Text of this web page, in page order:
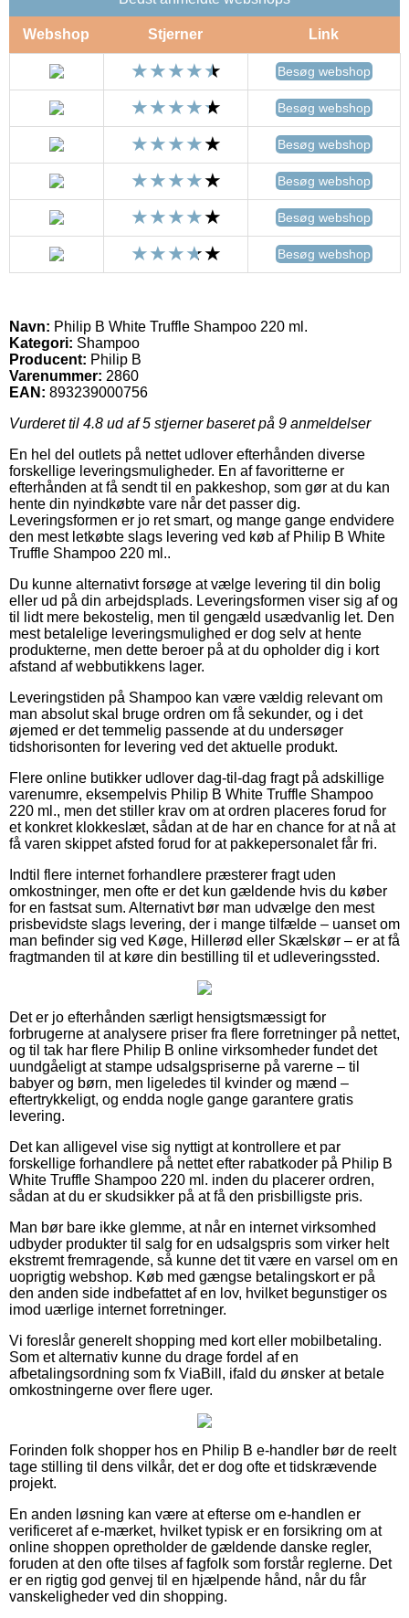
Webshop Stjerner Link
Besøg webshop
Besøg webshop
Besøg webshop
Besøg webshop
Besøg webshop
Besøg webshop
Navn: Philip B White Truffle Shampoo 220 ml.
Kategori: Shampoo
Producent: Philip B
Varenummer: 2860
EAN: 893239000756
Vurderet til 4.8 ud af 5 stjerner baseret på 9 anmeldelser
En hel del outlets på nettet udlover efterhånden diverse
forskellige leveringsmuligheder. En af favoritterne er
efterhånden at få sendt til en pakkeshop, som gør at du kan
hente din nyindkøbte vare når det passer dig.
Leveringsformen er jo ret smart, og mange gange endvidere
den mest letkøbte slags levering ved køb af Philip B White
Truffle Shampoo 220 ml..
Du kunne alternativt forsøge at vælge levering til din bolig
eller ud på din arbejdsplads. Leveringsformen viser sig af og
til lidt mere bekostelig, men til gengæld usædvanlig let. Den
mest betalelige leveringsmulighed er dog selv at hente
produkterne, men dette beroer på at du opholder dig i kort
afstand af webbutikkens lager.
Leveringstiden på Shampoo kan være vældig relevant om
man absolut skal bruge ordren om få sekunder, og i det
øjemed er det temmelig passende at du undersøger
tidshorisonten for levering ved det aktuelle produkt.
Flere online butikker udlover dag-til-dag fragt på adskillige
varenumre, eksempelvis Philip B White Truffle Shampoo
220 ml., men det stiller krav om at ordren placeres forud for
et konkret klokkeslæt, sådan at de har en chance for at nå at
få varen skippet afsted forud for at pakkepersonalet får fri.
Indtil flere internet forhandlere præsterer fragt uden
omkostninger, men ofte er det kun gældende hvis du køber
for en fastsat sum. Alternativt bør man udvælge den mest
prisbevidste slags levering, der i mange tilfælde – uanset om
man befinder sig ved Køge, Hillerød eller Skælskør – er at få
fragtmanden til at køre din bestilling til et udleveringssted.
Det er jo efterhånden særligt hensigtsmæssigt for
forbrugerne at analysere priser fra flere forretninger på nettet,
og til tak har flere Philip B online virksomheder fundet det
uundgåeligt at stampe udsalgspriserne på varerne – til
babyer og børn, men ligeledes til kvinder og mænd –
eftertrykkeligt, og endda nogle gange garantere gratis
levering.
Det kan alligevel vise sig nyttigt at kontrollere et par
forskellige forhandlere på nettet efter rabatkoder på Philip B
White Truffle Shampoo 220 ml. inden du placerer ordren,
sådan at du er skudsikker på at få den prisbilligste pris.
Man bør bare ikke glemme, at når en internet virksomhed
udbyder produkter til salg for en udsalgspris som virker helt
ekstremt fremragende, så kunne det tit være en varsel om en
uoprigtig webshop. Køb med gængse betalingskort er på
den anden side indbefattet af en lov, hvilket begunstiger os
imod uærlige internet forretninger.
Vi foreslår generelt shopping med kort eller mobilbetaling.
Som et alternativ kunne du drage fordel af en
afbetalingsordning som fx ViaBill, ifald du ønsker at betale
omkostningerne over flere uger.
Forinden folk shopper hos en Philip B e-handler bør de reelt
tage stilling til dens vilkår, det er dog ofte et tidskrævende
projekt.
En anden løsning kan være at efterse om e-handlen er
verificeret af e-mærket, hvilket typisk er en forsikring om at
online shoppen opretholder de gældende danske regler,
foruden at den ofte tilses af fagfolk som forstår reglerne. Det
er en rigtig god genvej til en hjælpende hånd, når du får
vanskeligheder ved din shopping.